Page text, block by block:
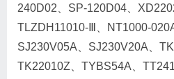
240D02、SP-120D04、
TLZDH11010-Ⅲ、NT1000-
SJ230V05A、SJ230V20A、
TK22010Z、TYBS54A、